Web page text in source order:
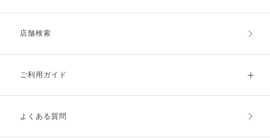
店舗検索
ご利用ガイド
ご利用ガイドトップ
よくある質問